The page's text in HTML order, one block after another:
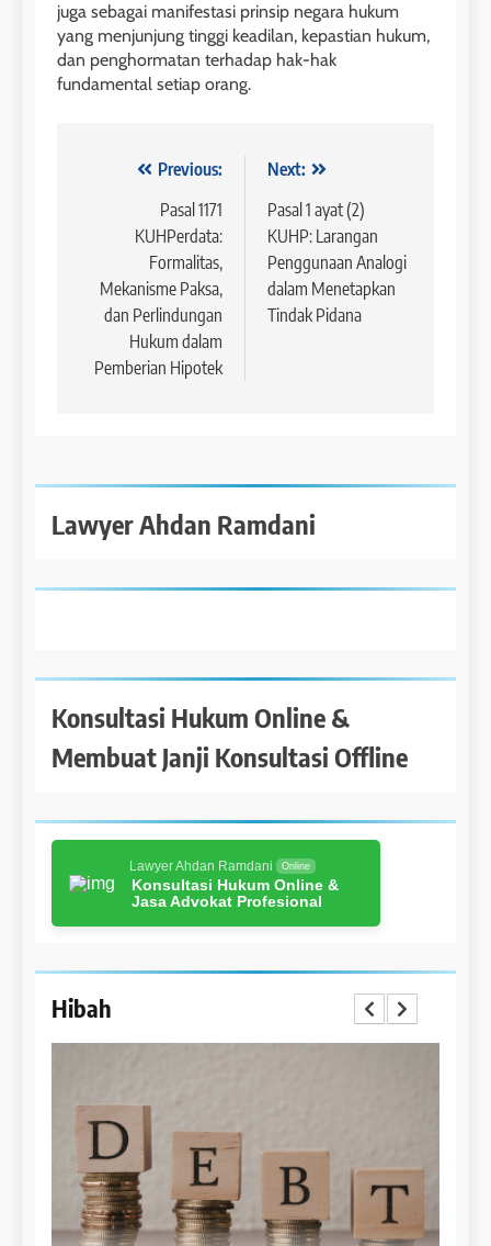
juga sebagai manifestasi prinsip negara hukum
yang menjunjung tinggi keadilan, kepastian hukum,
dan penghormatan terhadap hak-hak
fundamental setiap orang.
NavigasiPrevious:
Pasal 1171
KUHPerdata:
Formalitas,
Mekanisme Paksa,
dan Perlindungan
Hukum dalam
Pemberian Hipotek
Next:
Pasal 1 ayat (2)
KUHP: Larangan
Penggunaan Analogi
dalam Menetapkan
Tindak Pidana
Lawyer Ahdan Ramdani
Konsultasi Hukum Online &
Membuat Janji Konsultasi Offline
Lawyer Ahdan Ramdani Online
Konsultasi Hukum Online &
Jasa Advokat Profesional
Hibah